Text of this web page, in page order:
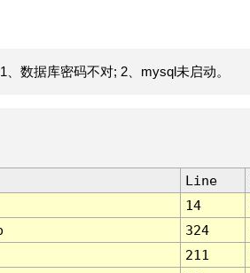
数据库密码不对; 2、mysql未启动。
Line
14
324
211